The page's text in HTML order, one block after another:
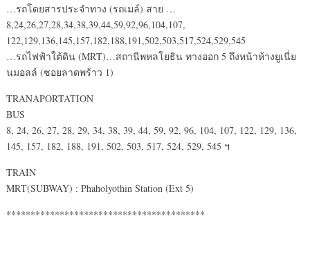
…รถโดยสารประจำทาง (รถเมล์) สาย …
8,24,26,27,28,34,38,39,44,59,92,96,104,107,
122,129,136,145,157,182,188,191,502,503,517,524,529,545
…รถไฟฟ้าใต้ดิน (MRT)…สถานีพหลโยธิน ทางออก 5 ถึงหน้าห้างยูเนี่ย
นมอลล์ (ซอยลาดพร้าว 1)
TRANAPORTATION
BUS
8, 24, 26, 27, 28, 29, 34, 38, 39, 44, 59, 92, 96, 104, 107, 122, 129, 136,
145, 157, 182, 188, 191, 502, 503, 517, 524, 529, 545 ฯ
TRAIN
MRT(SUBWAY) : Phaholyothin Station (Ext 5)
*****************************************